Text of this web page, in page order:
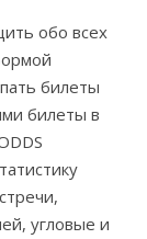
обо всех
билеты
билеты в
угловые и